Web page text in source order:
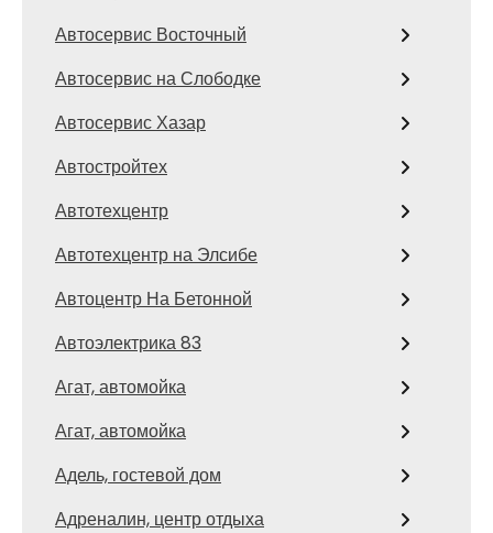
Автосервис Восточный
Автосервис на Слободке
Автосервис Хазар
Автостройтех
Автотехцентр
Автотехцентр на Элсибе
Автоцентр На Бетонной
Автоэлектрика 83
Агат, автомойка
Агат, автомойка
Адель, гостевой дом
Адреналин, центр отдыха